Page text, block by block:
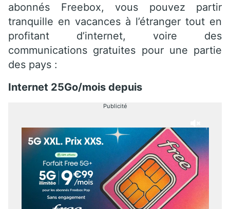
abonnés Freebox, vous pouvez partir
tranquille en vacances à l’étranger tout en
profitant d’internet, voire des
communications gratuites pour une partie
des pays :
Internet 25Go/mois depuis
Publicité